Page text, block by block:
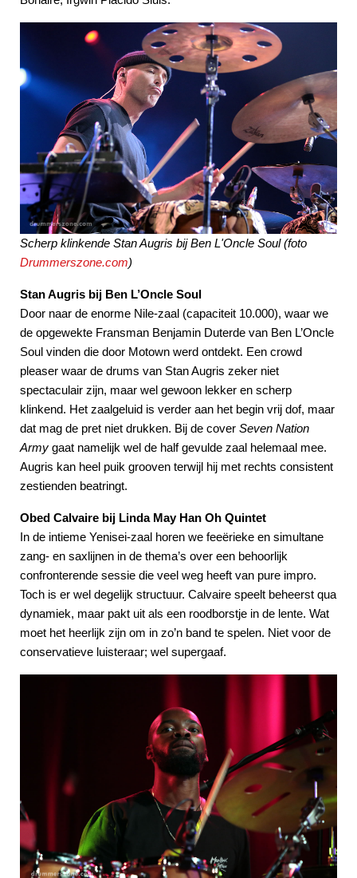
Scherp klinkende Stan Augris bij Ben L'Oncle Soul (foto
Drummerszone.com)
Stan Augris bij Ben L’Oncle Soul
Door naar de enorme Nile-zaal (capaciteit 10.000), waar we
de opgewekte Fransman Benjamin Duterde van Ben L’Oncle
Soul vinden die door Motown werd ontdekt. Een crowd
pleaser waar de drums van Stan Augris zeker niet
spectaculair zijn, maar wel gewoon lekker en scherp
klinkend. Het zaalgeluid is verder aan het begin vrij dof, maar
dat mag de pret niet drukken. Bij de cover Seven Nation
Army gaat namelijk wel de half gevulde zaal helemaal mee.
Augris kan heel puik grooven terwijl hij met rechts consistent
zestienden beatringt.
Obed Calvaire bij Linda May Han Oh Quintet
In de intieme Yenisei-zaal horen we feeërieke en simultane
zang- en saxlijnen in de thema’s over een behoorlijk
confronterende sessie die veel weg heeft van pure impro.
Toch is er wel degelijk structuur. Calvaire speelt beheerst qua
dynamiek, maar pakt uit als een roodborstje in de lente. Wat
moet het heerlijk zijn om in zo’n band te spelen. Niet voor de
conservatieve luisteraar; wel supergaaf.